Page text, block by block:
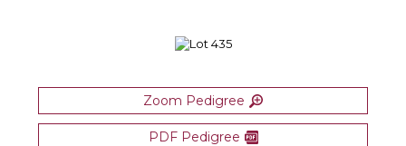
Zoom Pedigree
PDF Pedigree